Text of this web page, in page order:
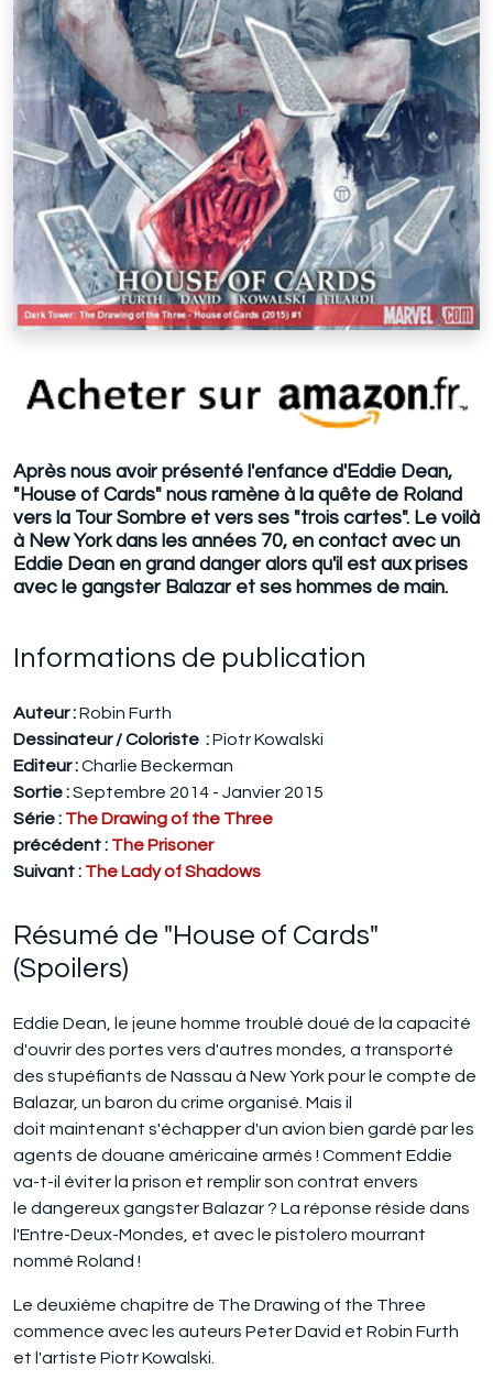
Après nous avoir présenté l'enfance d'Eddie Dean,
"House of Cards" nous ramène à la quête de Roland
vers la Tour Sombre et vers ses "trois cartes". Le voilà
à New York dans les années 70, en contact avec un
Eddie Dean en grand danger alors qu'il est aux prises
avec le gangster Balazar et ses hommes de main.
Informations de publication
Auteur :Robin Furth
Dessinateur / Coloriste :Piotr Kowalski
Editeur :Charlie Beckerman
Sortie :Septembre 2014 - Janvier 2015
Série : The Drawing of the Three
précédent : The Prisoner
Suivant : The Lady of Shadows
Résumé de "House of Cards"
(Spoilers)
Eddie Dean, le jeune homme troublé doué de la capacité
d'ouvrir des portes vers d'autres mondes, a transporté
des stupéfiants de Nassau à New York pour le compte de
Balazar, un baron du crime organisé. Mais il
doit maintenant s'échapper d'un avion bien gardé par les
agents de douane américaine armés ! Comment Eddie
va-t-il éviter la prison et remplir son contrat envers
le dangereux gangster Balazar ? La réponse réside dans
l'Entre-Deux-Mondes, et avec le pistolero mourrant
nommé Roland !
Le deuxième chapitre de The Drawing of the Three
commence avec les auteurs Peter David et Robin Furth
et l'artiste Piotr Kowalski.